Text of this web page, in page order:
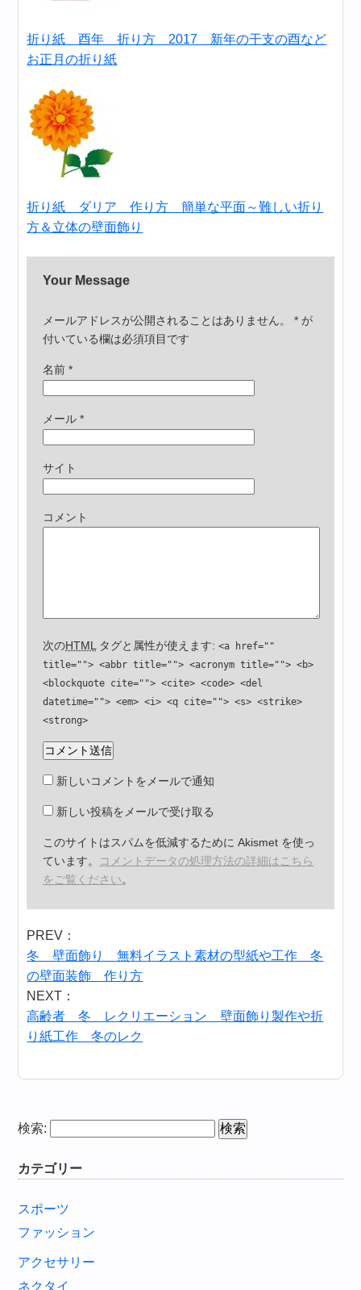
折り紙 酉年 折り方 2017 新年の干支の酉など
お正月の折り紙
折り紙 ダリア 作り方 簡単な平面～難しい折り
方＆立体の壁面飾り
Your Message
メールアドレスが公開されることはありません。 * が
付いている欄は必須項目です
名前*
メール*
サイト
コメント
次のHTML タグと属性が使えます:<a href=""
title=""> <abbr title=""> <acronym title=""> <b>
<blockquote cite=""> <cite> <code> <del
datetime=""> <em> <i> <q cite=""> <s> <strike>
<strong>
新しいコメントをメールで通知
新しい投稿をメールで受け取る
このサイトはスパムを低減するために Akismet を使っ
ています。 コメントデータの処理方法の詳細はこちら
をご覧ください。
PREV：
冬 壁面飾り 無料イラスト素材の型紙や工作 冬
の壁面装飾 作り方
NEXT：
高齢者 冬 レクリエーション 壁面飾り製作や折
り紙工作 冬のレク
検索:
カテゴリー
スポーツ
ファッション
アクセサリー
ネクタイ